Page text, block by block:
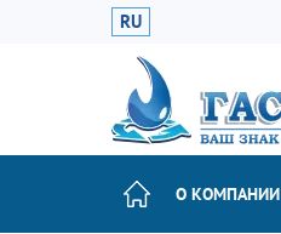
RU
О КОМПАНИИ